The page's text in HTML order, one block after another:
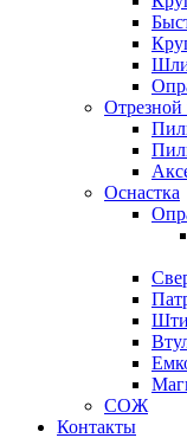
Отрезной
Оснастка
СОЖ
Контакты